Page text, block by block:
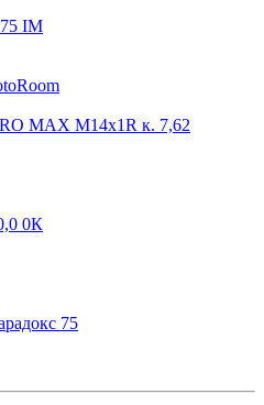
IМ
MAX М14х1R к. 7,62
0К
75